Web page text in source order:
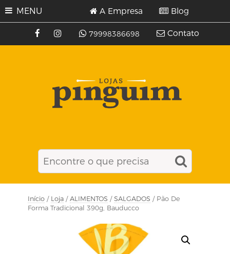
MENU
79998386698
A Empresa Blog
Contato
Início / Loja / ALIMENTOS / SALGADOS / Pão De
Forma Tradicional 390g, Bauducco